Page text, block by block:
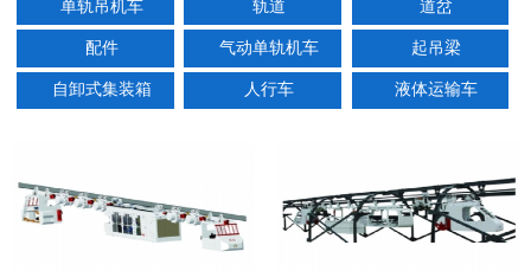
单轨吊机车 轨道 道岔
配件 气动单轨机车 起吊梁
自卸式集装箱 人行车 液体运输车